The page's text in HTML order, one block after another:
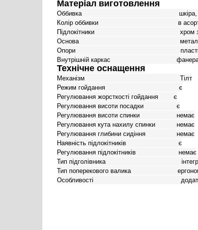
Матеріал виготовлення
Оббивка                                                  шкіра,
Колір оббивки                                         в
Підлокітники                                            хром
Основа                                                    метал
Опори
Технічне оснащення
Механізм                                                 Тілт
Режим гойдання                                      є
Регулювання жорсткості гойдання        є
Регулювання висоти посадки                 є
Регулювання висоти спинки                   немає
Регулювання кута нахилу спинки           немає
Регулювання глибини сидіння                немає
Наявність підлокітників                           є
Регулювання підлокітників                      немає
Тип підголівника
Тип поперекового валика
Особливості